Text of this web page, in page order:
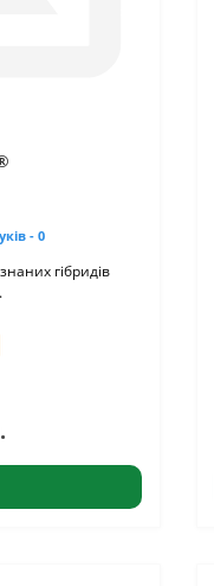
- 0
гібридів